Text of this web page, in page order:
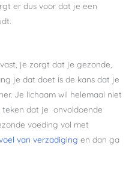
er dus voor dat je een
je zorgt dat je gezonde,
je dat doet is de kans dat je
Je lichaam wil helemaal niet
teken dat je onvoldoende
voeding vol met
van verzadiging en dan ga